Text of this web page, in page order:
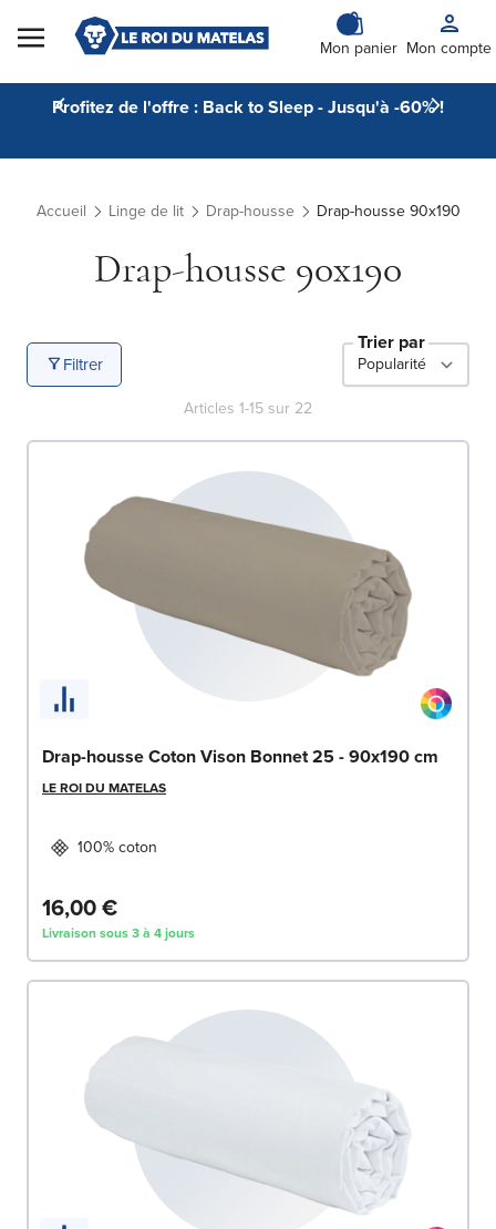
Skip to Content
Mon panier Mon compte
Profitez de l'offre : Back to Sleep - Jusqu'à -60% !
Accueil Linge de lit Drap-housse Drap-housse 90x190
Drap-housse 90x190
Filtrer
Trier par
Articles 1-15 sur 22
Drap-housse Coton Vison Bonnet 25 - 90x190 cm
LE ROI DU MATELAS
100% coton
16,00 €
Livraison sous 3 à 4 jours